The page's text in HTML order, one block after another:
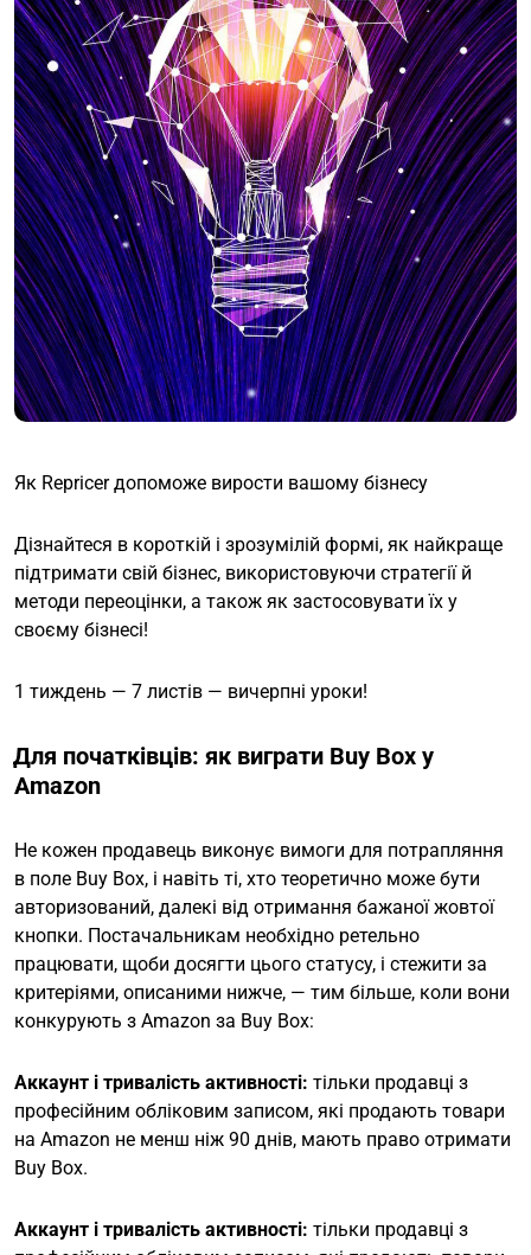
Як Repricer допоможе вирости вашому бізнесу
Дізнайтеся в короткій і зрозумілій формі, як найкраще
підтримати свій бізнес, використовуючи стратегії й
методи переоцінки, а також як застосовувати їх у
своєму бізнесі!
1 тиждень — 7 листів — вичерпні уроки!
Для початківців: як виграти Buy Box у
Amazon
Не кожен продавець виконує вимоги для потрапляння
в поле Buy Box, і навіть ті, хто теоретично може бути
авторизований, далекі від отримання бажаної жовтої
кнопки. Постачальникам необхідно ретельно
працювати, щоби досягти цього статусу, і стежити за
критеріями, описаними нижче, — тим більше, коли вони
конкурують з Amazon за Buy Box:
Аккаунт і тривалість активності: тільки продавці з
професійним обліковим записом, які продають товари
на Amazon не менш ніж 90 днів, мають право отримати
Buy Box.
Аккаунт і тривалість активності: тільки продавці з